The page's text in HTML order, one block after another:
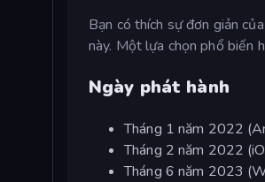
Bạn có thích sự đơn giản của
này. Một lựa chọn phổ biến
Ngày phát hành
Tháng 1 năm 2022
Tháng 2 năm 2022
Tháng 6 năm 2023